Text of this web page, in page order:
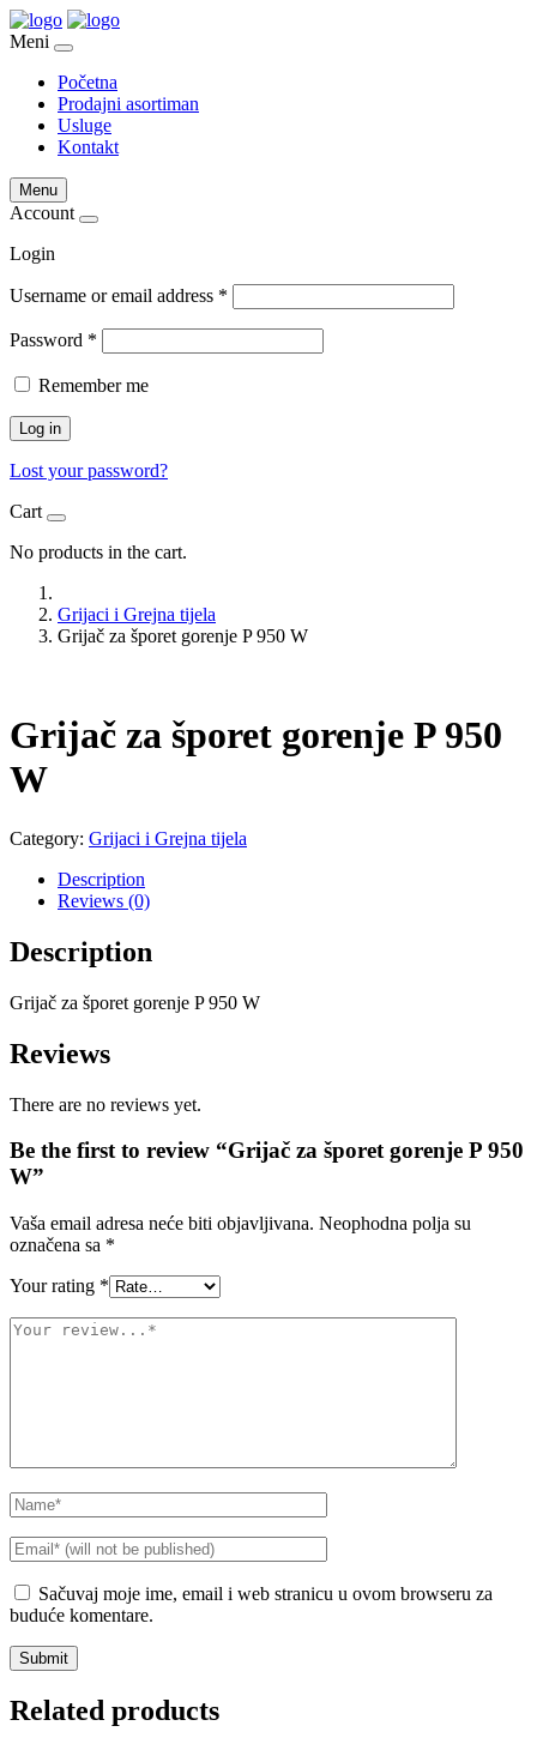
Meni
Početna
Prodajni asortiman
Usluge
Kontakt
Menu
Account
Login
Username or email address *
Password *
Remember me
Log in
Lost your password?
Cart
No products in the cart.
Grijaci i Grejna tijela
Grijač za šporet gorenje P 950 W
Grijač za šporet gorenje P 950
W
Category: Grijaci i Grejna tijela
Description
Reviews (0)
Description
Grijač za šporet gorenje P 950 W
Reviews
There are no reviews yet.
Be the first to review “Grijač za šporet gorenje P 950
W”
Vaša email adresa neće biti objavljivana. Neophodna polja su
označena sa *
Your rating *
Sačuvaj moje ime, email i web stranicu u ovom browseru za
buduće komentare.
Related products